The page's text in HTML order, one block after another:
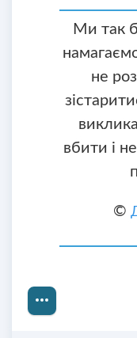
Ми так
не
вбити і
©